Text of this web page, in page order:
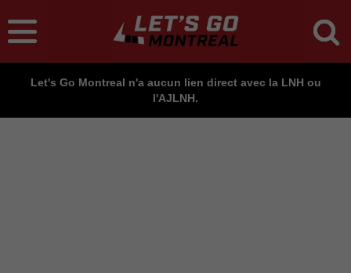
Let's Go Montreal n'a aucun lien direct avec la LNH ou
l'AJLNH.